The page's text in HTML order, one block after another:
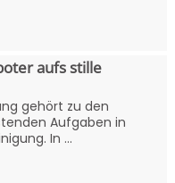
aufs stille
gehört zu den
Aufgaben in
In ...